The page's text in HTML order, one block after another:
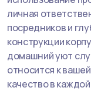
личная
посредников и
конструкции
домашний уют
относится к
качество в